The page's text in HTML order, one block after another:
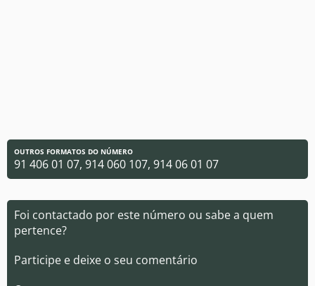
OUTROS FORMATOS DO NÚMERO
91 406 01 07, 914 060 107, 914 06 01 07
Foi contactado por este número ou sabe a quem
pertence?
Participe e deixe o seu comentário